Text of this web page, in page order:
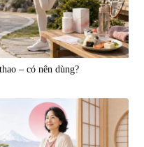
Viên uống hỗ trợ bền thành
ngừa tai biến Elastin Plus
– có nên dùng?